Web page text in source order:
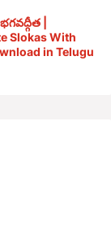
|
Slokas With
in Telugu